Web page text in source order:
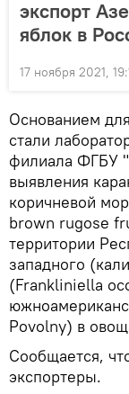
экспорт
яблок в
17 ноября 2021,
Основанием
стали
филиала ФГБУ
выявления
коричневой
brown rugose
территории
западного
(Frankliniella
Povolny) в
Сообщается,
экспортеры.